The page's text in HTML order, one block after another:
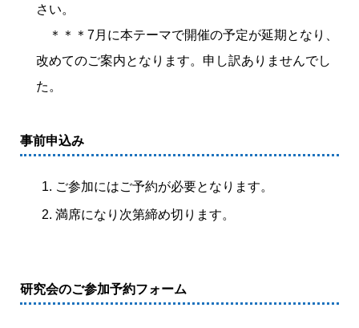
さい。
＊＊＊7月に本テーマで開催の予定が延期となり、
改めてのご案内となります。申し訳ありませんでし
た。
事前申込み
ご参加にはご予約が必要となります。
満席になり次第締め切ります。
研究会のご参加予約フォーム